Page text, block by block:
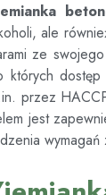
ale
ze
których dostęp
przez
jest